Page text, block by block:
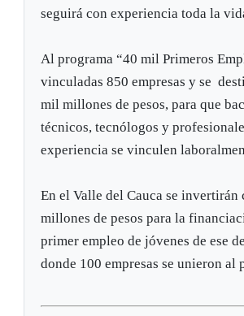
seguirá con experiencia toda la
Al programa “40 mil Primeros
vinculadas 850 empresas y se
mil millones de pesos, para que
técnicos, tecnólogos y
experiencia se vinculen
En el Valle del Cauca se invertirán
millones de pesos para la
primer empleo de jóvenes de ese
donde 100 empresas se unieron al